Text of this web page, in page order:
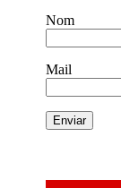
Nom
Mail